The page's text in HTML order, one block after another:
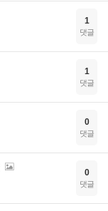
1
댓글
1
댓글
0
댓글
0
댓글